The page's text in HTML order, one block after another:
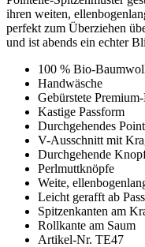
ihren weiten,
perfekt zum Überziehen
und ist abends ein echter
100 % Bio-
Handwäsche
Gebürstete
Kastige Passform
Durchgehendes
V-Ausschnitt mit
Durchgehende
Perlmuttknöpfe
Weite,
Leicht gerafft ab
Spitzenkanten am
Rollkante am Saum
Artikel-Nr. TE47